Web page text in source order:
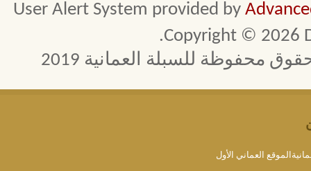
User Alert System provided by
Copyright © 2026
محفوظة للسبلة العمانية 2019
العماني الأول